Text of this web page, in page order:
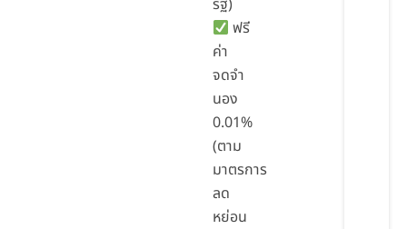
รัฐ)
ฟรี
ค่า
จดจำ
นอง
0.01%
(ตาม
มาตรการ
ลด
หย่อน